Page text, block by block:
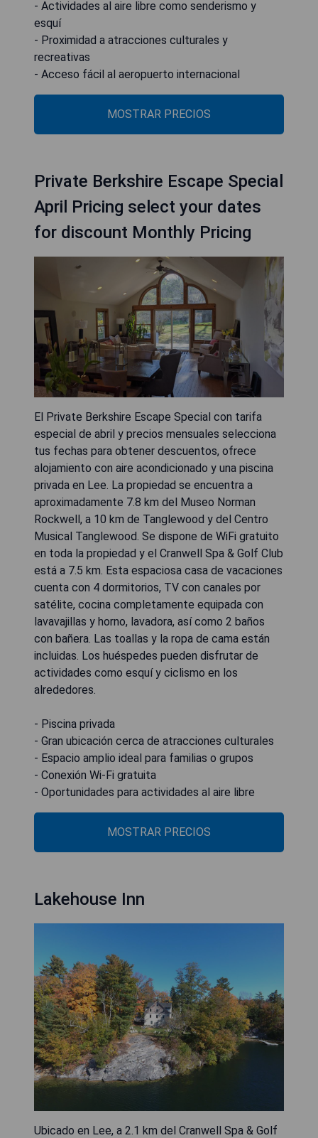
- Actividades al aire libre como senderismo y
esquí
- Proximidad a atracciones culturales y
recreativas
- Acceso fácil al aeropuerto internacional
MOSTRAR PRECIOS
Private Berkshire Escape Special
April Pricing select your dates
for discount Monthly Pricing
El Private Berkshire Escape Special con tarifa
especial de abril y precios mensuales selecciona
tus fechas para obtener descuentos, ofrece
alojamiento con aire acondicionado y una piscina
privada en Lee. La propiedad se encuentra a
aproximadamente 7.8 km del Museo Norman
Rockwell, a 10 km de Tanglewood y del Centro
Musical Tanglewood. Se dispone de WiFi gratuito
en toda la propiedad y el Cranwell Spa & Golf Club
está a 7.5 km. Esta espaciosa casa de vacaciones
cuenta con 4 dormitorios, TV con canales por
satélite, cocina completamente equipada con
lavavajillas y horno, lavadora, así como 2 baños
con bañera. Las toallas y la ropa de cama están
incluidas. Los huéspedes pueden disfrutar de
actividades como esquí y ciclismo en los
alrededores.
- Piscina privada
- Gran ubicación cerca de atracciones culturales
- Espacio amplio ideal para familias o grupos
- Conexión Wi-Fi gratuita
- Oportunidades para actividades al aire libre
MOSTRAR PRECIOS
Lakehouse Inn
Ubicado en Lee, a 2.1 km del Cranwell Spa & Golf